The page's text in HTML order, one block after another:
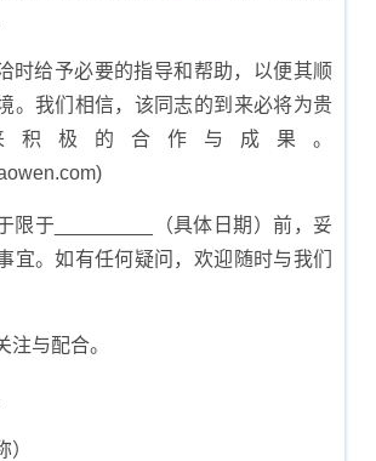
时给予必要的指导和帮助，以便其顺
。我们相信，该同志的到来必将为贵
积极的合作与成果。
限于_________（具体日期）前，妥
宜。如有任何疑问，欢迎随时与我们
注与配合。
）